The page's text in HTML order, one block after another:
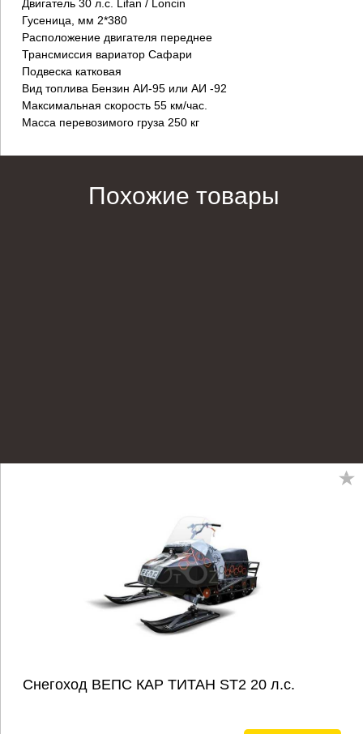
Двигатель 30 л.с. Lifan / Loncin
Гусеница, мм 2*380
Расположение двигателя переднее
Трансмиссия вариатор Сафари
Подвеска катковая
Вид топлива Бензин АИ-95 или АИ -92
Максимальная скорость 55 км/час.
Масса перевозимого груза 250 кг
Похожие товары
Снегоход ВЕПС КАР ТИТАН ST2 20 л.с.